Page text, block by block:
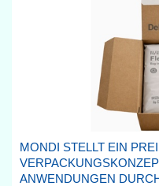
MONDI STELLT EIN
ANWENDUNGEN